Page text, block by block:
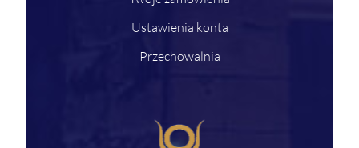
Ustawienia konta
Przechowalnia